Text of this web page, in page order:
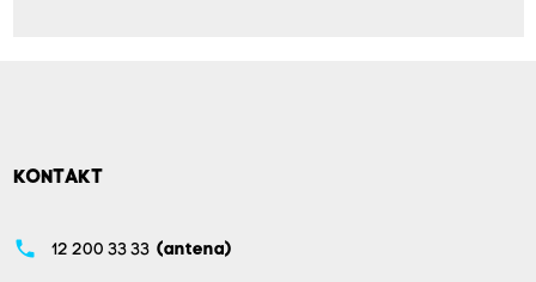
KONTAKT
phone 12 200 33 33 (antena)